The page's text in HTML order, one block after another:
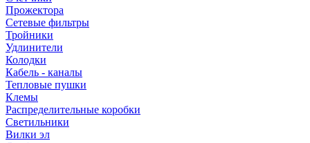
Прожектора
Сетевые фильтры
Тройники
Удлинители
Колодки
Кабель - каналы
Тепловые пушки
Клемы
Распределительные коробки
Светильники
Вилки эл